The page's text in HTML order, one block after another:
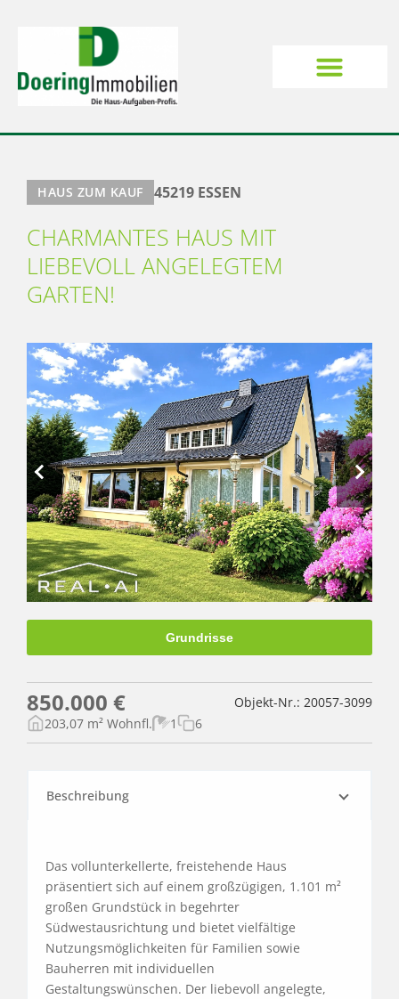
HAUS ZUM KAUF 45219 ESSEN
CHARMANTES HAUS MIT
LIEBEVOLL ANGELEGTEM
GARTEN!
Grundrisse
850.000 €
Objekt-Nr.: 20057-3099
203,07 m² Wohnfl.
1 6
Beschreibung
Das vollunterkellerte, freistehende Haus
präsentiert sich auf einem großzügigen, 1.101 m²
großen Grundstück in begehrter
Südwestausrichtung und bietet vielfältige
Nutzungsmöglichkeiten für Familien sowie
Bauherren mit individuellen
Gestaltungswünschen. Der liebevoll angelegte,